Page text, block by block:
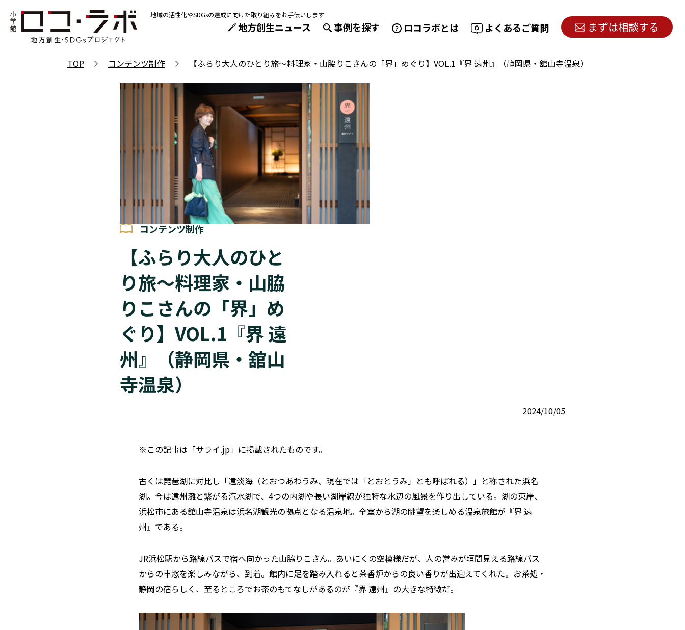
地域の活性化やSDGsの達成に向けた取り組みをお手伝いします
地方創生ニュース 事例を探す ロコラボとは よくあるご質問 まずは相談する
TOP コンテンツ制作 【ふらり大人のひとり旅～料理家・山脇りこさんの「界」めぐり】VOL.1『界 遠州』（静岡県・舘山寺温泉）
コンテンツ制作
【ふらり大人のひと
り旅～料理家・山脇
りこさんの「界」め
ぐり】VOL.1『界 遠
州』（静岡県・舘山
寺温泉）
2024/10/05
※この記事は「サライ.jp」に掲載されたものです。
古くは琵琶湖に対比し「遠淡海（とおつあわうみ、現在では「とおとうみ」とも呼ばれる）」と称された浜名
湖。今は遠州灘と繋がる汽水湖で、4つの内湖や長い湖岸線が独特な水辺の風景を作り出している。湖の東岸、
浜松市にある舘山寺温泉は浜名湖観光の拠点となる温泉地。全室から湖の眺望を楽しめる温泉旅館が『界 遠
州』である。
JR浜松駅から路線バスで宿へ向かった山脇りこさん。あいにくの空模様だが、人の営みが垣間見える路線バス
からの車窓を楽しみながら、到着。館内に足を踏み入れると茶香炉からの良い香りが出迎えてくれた。お茶処・
静岡の宿らしく、至るところでお茶のもてなしがあるのが『界 遠州』の大きな特徴だ。